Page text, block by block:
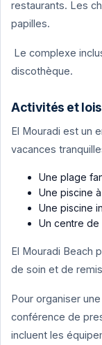
restaurants. Les
papilles.
Le complexe
discothèque.
Activités et
El Mouradi est un
vacances
Une plage
Une piscine
Une piscine
Un centre de
El Mouradi Beach
de soin et de
Pour organiser
conférence de
incluent les